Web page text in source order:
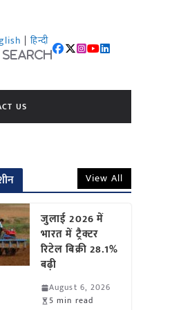
| हिन्दी
Search
US
View All
जुलाई 2026 में
भारत में ट्रैक्टर
रिटेल बिक्री 28.1%
बढ़ी
August 6, 2026
5 min read